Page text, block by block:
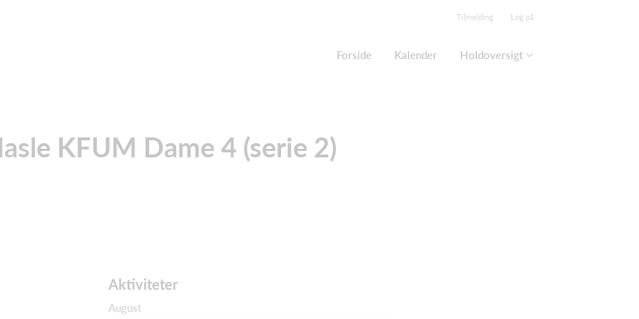
Tilmelding Log på
Forside Kalender Holdoversigt
KFUM Dame 4 (serie 2)
Aktiviteter
August